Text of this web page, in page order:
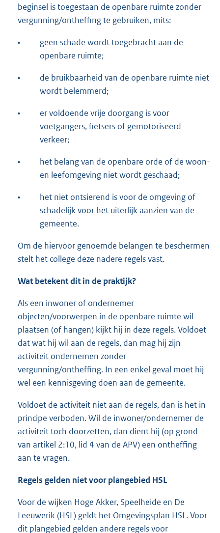
beginsel is toegestaan de openbare ruimte zonder
vergunning/ontheffing te gebruiken, mits:
•
geen schade wordt toegebracht aan de
openbare ruimte;
•
de bruikbaarheid van de openbare ruimte niet
wordt belemmerd;
•
er voldoende vrije doorgang is voor
voetgangers, fietsers of gemotoriseerd
verkeer;
•
het belang van de openbare orde of de woon-
en leefomgeving niet wordt geschaad;
•
het niet ontsierend is voor de omgeving of
schadelijk voor het uiterlijk aanzien van de
gemeente.
Om de hiervoor genoemde belangen te beschermen
stelt het college deze nadere regels vast.
Wat betekent dit in de praktijk?
Als een inwoner of ondernemer
objecten/voorwerpen in de openbare ruimte wil
plaatsen (of hangen) kijkt hij in deze regels. Voldoet
dat wat hij wil aan de regels, dan mag hij zijn
activiteit ondernemen zonder
vergunning/ontheffing. In een enkel geval moet hij
wel een kennisgeving doen aan de gemeente.
Voldoet de activiteit niet aan de regels, dan is het in
principe verboden. Wil de inwoner/ondernemer de
activiteit toch doorzetten, dan dient hij (op grond
van artikel 2:10, lid 4 van de APV) een ontheffing
aan te vragen.
Regels gelden niet voor plangebied HSL
Voor de wijken Hoge Akker, Speelheide en De
Leeuwerik (HSL) geldt het Omgevingsplan HSL. Voor
dit plangebied gelden andere regels voor